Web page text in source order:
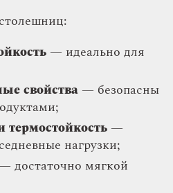
— идеально для
свойства — безопасны
термостойкость —
нагрузки;
— достаточно мягкой